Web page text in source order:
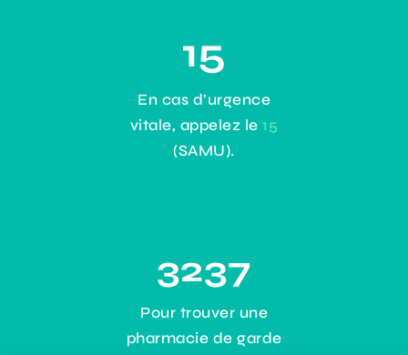
15
En cas d’urgence
vitale, appelez le15
(SAMU).
3237
Pour trouver une
pharmacie de garde